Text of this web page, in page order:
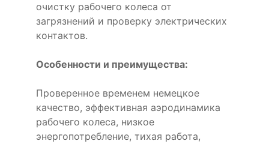
очистку рабочего колеса от
загрязнений и проверку электрических
контактов.
Особенности и преимущества:
Проверенное временем немецкое
качество, эффективная аэродинамика
рабочего колеса, низкое
энергопотребление, тихая работа,